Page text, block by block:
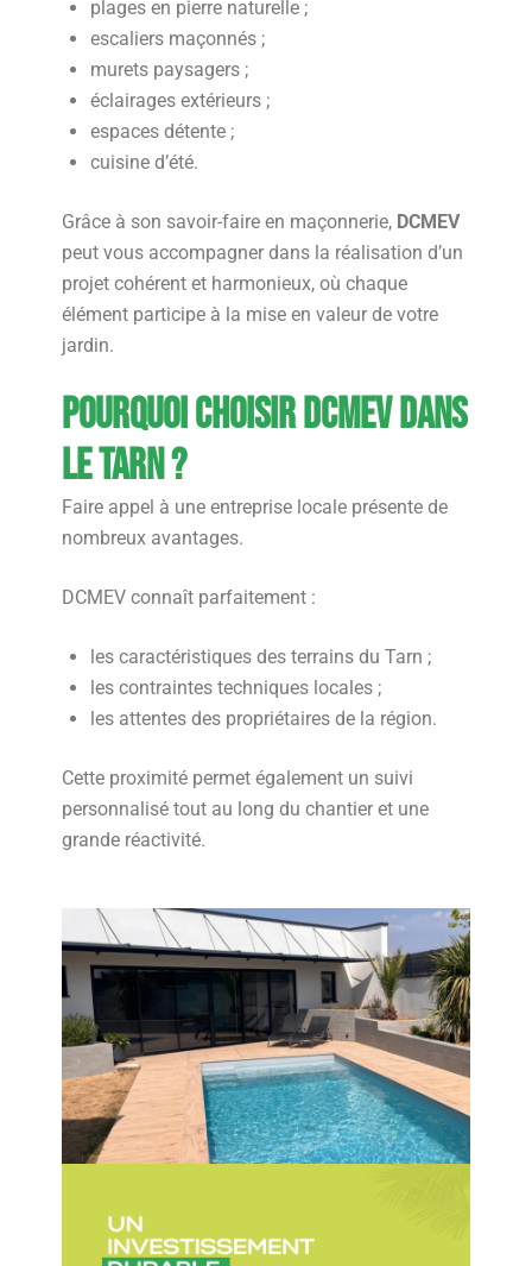
plages en pierre naturelle ;
escaliers maçonnés ;
murets paysagers ;
éclairages extérieurs ;
espaces détente ;
cuisine d’été.
Grâce à son savoir-faire en maçonnerie, DCMEV
peut vous accompagner dans la réalisation d’un
projet cohérent et harmonieux, où chaque
élément participe à la mise en valeur de votre
jardin.
Pourquoi choisir DCMEV dans
le Tarn ?
Faire appel à une entreprise locale présente de
nombreux avantages.
DCMEV connaît parfaitement :
les caractéristiques des terrains du Tarn ;
les contraintes techniques locales ;
les attentes des propriétaires de la région.
Cette proximité permet également un suivi
personnalisé tout au long du chantier et une
grande réactivité.